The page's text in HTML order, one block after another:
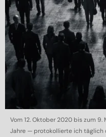
Vom 12. Oktober 2020 bis zum
Jahre — protokollierte ich täglich